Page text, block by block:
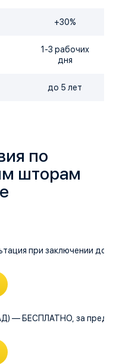
+30%
1-3 рабочих
дня
до 5 лет
по
шторам
при заключении
— БЕСПЛАТНО, за